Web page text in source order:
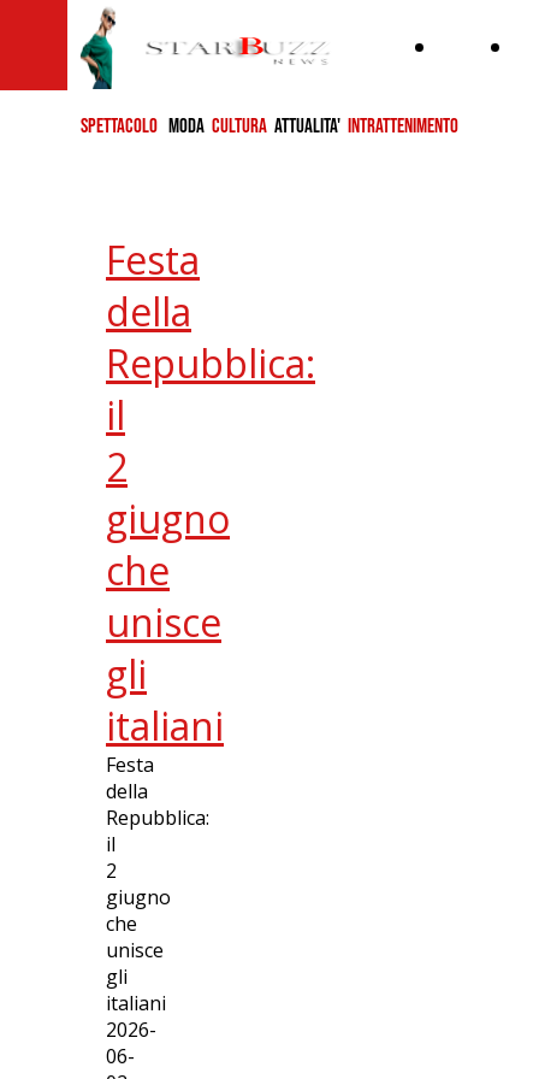
SPETTACOLO MODA CULTURA ATTUALITA' INTRATTENIMENTO
Festa
della
Repubblica:
il
2
giugno
che
unisce
gli
italiani
Festa
della
Repubblica:
il
2
giugno
che
unisce
gli
italiani
2026-
06-